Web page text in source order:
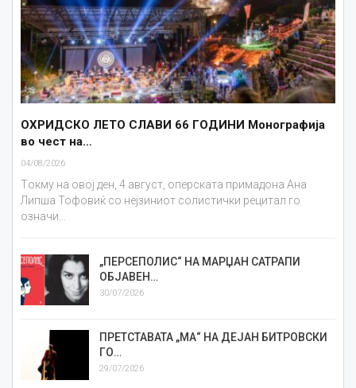
ОХРИДСКО ЛЕТО СЛАВИ 66 ГОДИНИ Монографија
во чест на…
04/08/2026
Tокму на овој ден, 4 август, оперската примадона Ана
Липша Тофовиќ со нејзиниот солистички рецитал го
означи…
„ПЕРСЕПОЛИС“ НА МАРЏАН САТРАПИ
ОБЈАВЕН…
30/07/2026
ПРЕТСТАВАТА „МА“ НА ДЕЈАН БИТРОВСКИ
ГО…
29/07/2026